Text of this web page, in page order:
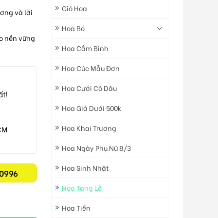
Giỏ Hoa
Hoa Bó
Hoa Cắm Bình
Hoa Cúc Mẫu Đơn
Hoa Cưới Cô Dâu
Hoa Giá Dưới 500k
Hoa Khai Trương
Hoa Ngày Phụ Nữ 8/3
Hoa Sinh Nhật
Hoa Tang Lễ
Hoa Tiền
và lời
nền vững